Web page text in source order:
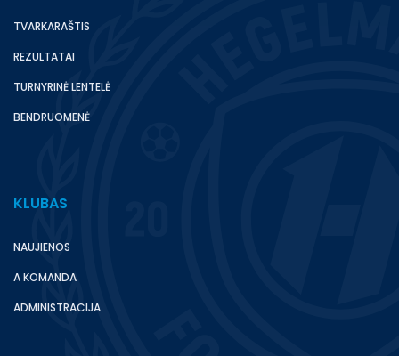
TVARKARAŠTIS
REZULTATAI
TURNYRINĖ LENTELĖ
BENDRUOMENĖ
KLUBAS
NAUJIENOS
A KOMANDA
ADMINISTRACIJA